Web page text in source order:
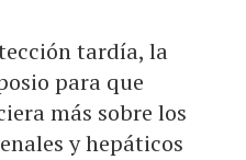
tardía, la
para que
más sobre los
y hepáticos